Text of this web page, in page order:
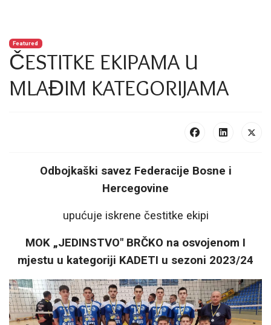
Featured
ČESTITKE EKIPAMA U
MLAĐIM KATEGORIJAMA
Odbojkaški savez Federacije Bosne i
Hercegovine
upućuje iskrene čestitke ekipi
MOK „JEDINSTVO" BRČKO na osvojenom I
mjestu u kategoriji KADETI u sezoni 2023/24